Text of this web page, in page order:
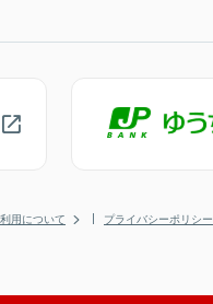
用について プライバシーポリシー